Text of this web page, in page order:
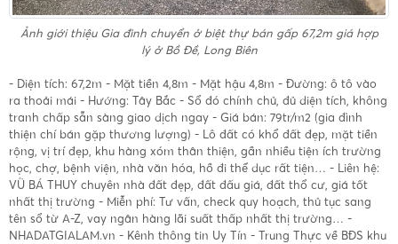
Ảnh giới thiệu Gia đình chuyển ở biệt thự bán gấp 67,2m giá hợp
lý ở Bồ Đề, Long Biên
- Diện tích: 67,2m - Mặt tiền 4,8m - Mặt hậu 4,8m - Đường: ô tô vào
ra thoải mái - Hướng: Tây Bắc - Sổ đó chính chủ, đủ diện tích, không
tranh chấp sẵn sàng giao dịch ngay - Giá bán: 79tr/m2 (gia đình
thiện chí bán gặp thương lượng) - Lô đất có khổ đất đẹp, mặt tiền
rộng, vị trí đẹp, khu hàng xóm thân thiện, gần nhiều tiện ích trường
học, chợ, bệnh viện, nhà văn hóa, hồ đi thể dục rất tiện… - Liên hệ:
VŨ BÁ THUY chuyên nhà đất đẹp, đất đấu giá, đất thổ cư, giá tốt
nhất thị trường - Miễn phí: Tư vấn, check quy hoạch, thủ tục sang
tên sổ từ A-Z, vay ngân hàng lãi suất thấp nhất thị trường… -
NHADATGIALAM.vn - Kênh thông tin Uy Tín - Trung Thực về BĐS khu